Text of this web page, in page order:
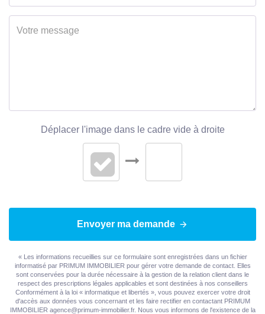
INTÉRIEUR
WC
Nombre niveaux 3
Type Chauffage Individuel
Etat intérieur Travaux à prévoir
Déplacer l'image dans le cadre vide à droite
Envoyer ma demande
« Les informations recueillies sur ce formulaire sont enregistrées dans un fichier
informatisé par PRIMUM IMMOBILIER pour gérer votre demande de contact. Elles
sont conservées pour la durée nécessaire à la gestion de la relation client dans le
respect des prescriptions légales applicables et sont destinées à nos conseillers
Conformément à la loi « informatique et libertés », vous pouvez exercer votre droit
d'accès aux données vous concernant et les faire rectifier en contactant PRIMUM
IMMOBILIER agence@primum-immobilier.fr. Nous vous informons de l'existence de la